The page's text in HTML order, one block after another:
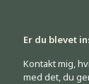
Er du blevet
Kontakt mig,
med det, du